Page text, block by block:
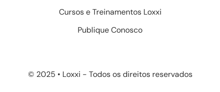
Cursos e Treinamentos Loxxi
Publique Conosco
© 2025 • Loxxi - Todos os direitos reservados